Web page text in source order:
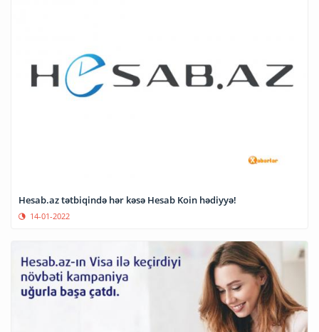
Hesab.az tətbiqində hər kəsə Hesab Koin hədiyyə!
14-01-2022